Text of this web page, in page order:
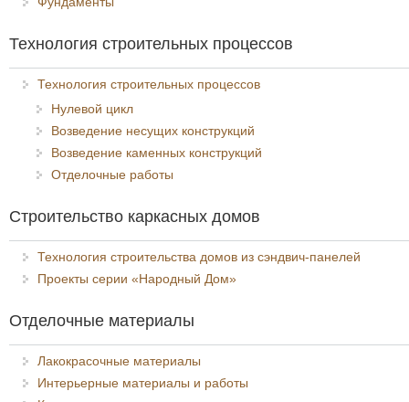
Технология строительных процессов
Технология строительных процессов
Нулевой цикл
Возведение несущих конструкций
Возведение каменных конструкций
Отделочные работы
Строительство каркасных домов
Технология строительства домов из сэндвич-панелей
Проекты серии «Народный Дом»
Отделочные материалы
Лакокрасочные материалы
Интерьерные материалы и работы